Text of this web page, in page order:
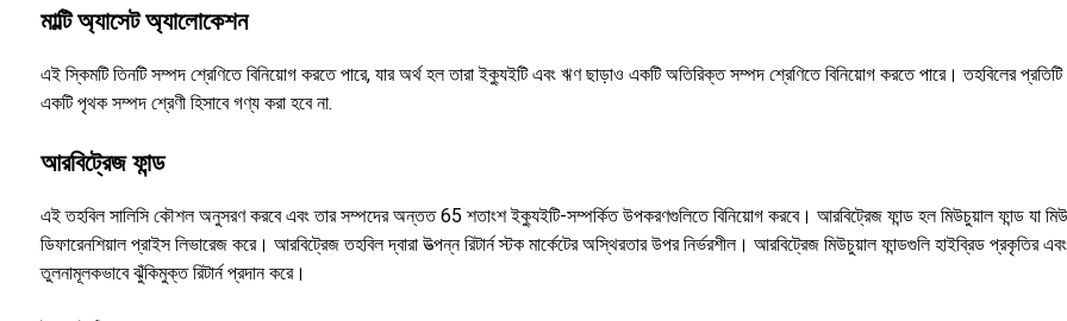
মাল্টি অ্যাসেট অ্যালোকেশন
এই স্কিমটি তিনটি সম্পদ শ্রেণিতে বিনিয়োগ করতে পারে, যার অর্থ হল তারা ইক্যুইটি এবং ঋণ ছাড়াও একটি অতিরিক্ত সম্পদ শ্রেণিতে বিনিয়োগ করতে পারে। তহবিলের
একটি পৃথক সম্পদ শ্রেণী হিসাবে গণ্য করা হবে না.
আরবিট্রেজ ফান্ড
এই তহবিল সালিসি কৌশল অনুসরণ করবে এবং তার সম্পদের অন্তত 65 শতাংশ ইক্যুইটি-সম্পর্কিত উপকরণগুলিতে বিনিয়োগ করবে। আরবিট্রেজ ফান্ড হল মিউচুয়াল ফান্ড যা
ডিফারেনশিয়াল প্রাইস লিভারেজ করে। আরবিট্রেজ তহবিল দ্বারা উত্পন্ন রিটার্ন স্টক মার্কেটের অস্থিরতার উপর নির্ভরশীল। আরবিট্রেজ মিউচুয়াল ফান্ডগুলি হাইব্রিড প্রকৃতির
তুলনামূলকভাবে ঝুঁকিমুক্ত রিটার্ন প্রদান করে।